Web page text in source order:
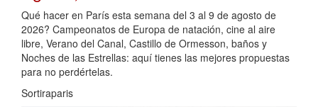
Qué hacer en París esta semana del 3 al 9 de agosto de
2026? Campeonatos de Europa de natación, cine al aire
libre, Verano del Canal, Castillo de Ormesson, baños y
Noches de las Estrellas: aquí tienes las mejores propuestas
para no perdértelas.
Sortiraparis